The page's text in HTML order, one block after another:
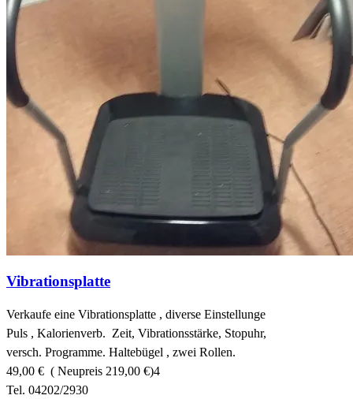
Vibrationsplatte
Verkaufe eine Vibrationsplatte , diverse Einstellunge
Puls , Kalorienverb. Zeit, Vibrationsstärke, Stopuhr,
versch. Programme. Haltebügel , zwei Rollen.
49,00 € ( Neupreis 219,00 €)4
Tel. 04202/2930